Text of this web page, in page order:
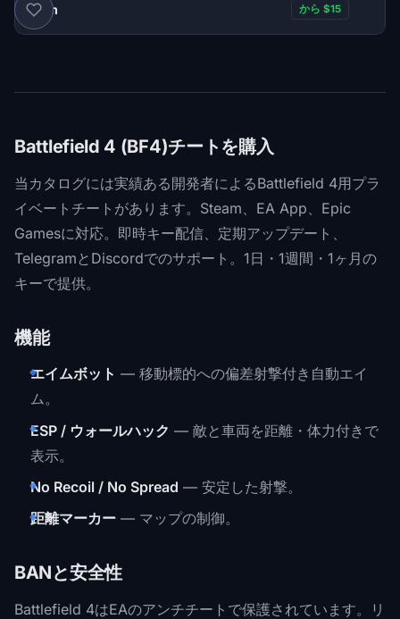
Naim から $15
Battlefield 4 (BF4)チートを購入
当カタログには実績ある開発者によるBattlefield 4用プラ
イベートチートがあります。Steam、EA App、Epic
Gamesに対応。即時キー配信、定期アップデート、
TelegramとDiscordでのサポート。1日・1週間・1ヶ月の
キーで提供。
機能
エイムボット — 移動標的への偏差射撃付き自動エイ
ム。
ESP / ウォールハック — 敵と車両を距離・体力付きで
表示。
No Recoil / No Spread — 安定した射撃。
距離マーカー — マップの制御。
BANと安全性
Battlefield 4はEAのアンチチートで保護されています。リ